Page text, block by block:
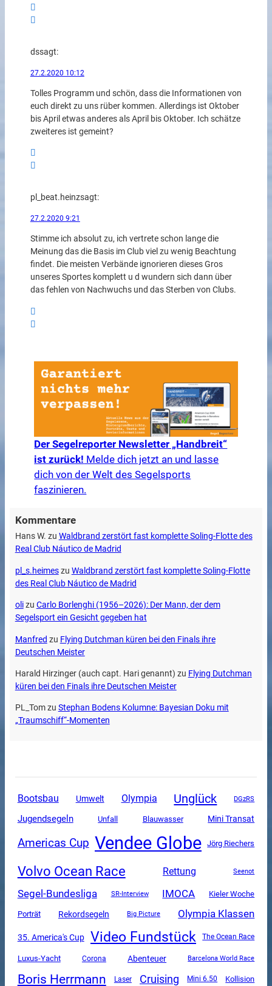
dssagt:
27.2.2020 10:12
Tolles Programm und schön, dass die Informationen von
euch direkt zu uns rüber kommen. Allerdings ist Oktober
bis April etwas anderes als April bis Oktober. Ich schätze
zweiteres ist gemeint?
pl_beat.heinzsagt:
27.2.2020 9:21
Stimme ich absolut zu, ich vertrete schon lange die
Meinung das die Basis im Club viel zu wenig Beachtung
findet. Die meisten Verbände ignorieren dieses Gros
unseres Sportes komplett u d wundern sich dann über
das fehlen von Nachwuchs und das Sterben von Clubs.
Der Segelreporter Newsletter „Handbreit“
ist zurück! Melde dich jetzt an und lasse
dich von der Welt des Segelsports
faszinieren.
Kommentare
Hans W. zu Waldbrand zerstört fast komplette Soling-Flotte des
Real Club Náutico de Madrid
pl_s.heimeszu Waldbrand zerstört fast komplette Soling-Flotte
des Real Club Náutico de Madrid
olizu Carlo Borlenghi (1956–2026): Der Mann, der dem
Segelsport ein Gesicht gegeben hat
Manfred zu Flying Dutchman küren bei den Finals ihre
Deutschen Meister
Harald Hirzinger (auch capt. Hari genannt) zu Flying Dutchman
küren bei den Finals ihre Deutschen Meister
PL_Tomzu Stephan Bodens Kolumne: Bayesian Doku mit
„Traumschiff“-Momenten
Bootsbau Umwelt Olympia Unglück DGzRS
Jugendsegeln Unfall Blauwasser Mini Transat
Americas Cup Vendee Globe Jörg Riechers
Volvo Ocean Race Rettung Seenot
Segel-Bundesliga SR-Interview IMOCA Kieler Woche
Porträt Rekordsegeln Big Picture Olympia Klassen
35. America's Cup Video Fundstück The Ocean Race
Luxus-Yacht Corona Abenteuer Barcelona World Race
Boris Herrmann Laser Cruising Mini 6.50 Kollision